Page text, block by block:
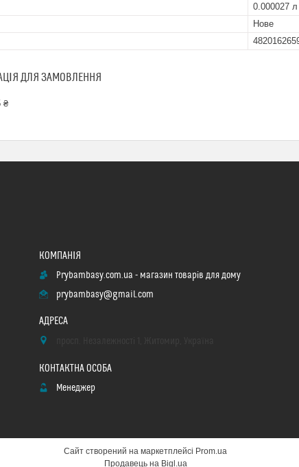
0.000027 л
Нове
ДЛЯ ЗАМОВЛЕННЯ
₴
Prybambasy.com.ua - магазин товарів для дому
prybambasy@gmail.com
Менеджер
Сайт створений на маркетплейсі Prom.ua
Продавець на Bigl.ua